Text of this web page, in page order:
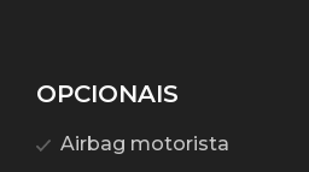
OPCIONAIS
Airbag motorista